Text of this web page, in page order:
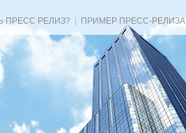
ПРЕСС РЕЛИЗ? ПРИМЕР ПРЕСС-РЕЛИЗА